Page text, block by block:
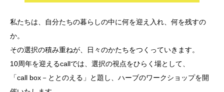
私たちは、自分たちの暮らしの中に何を迎え入れ、何を残すの
か。
その選択の積み重ねが、日々のかたちをつくっていきます。
10周年を迎えるcallでは、選択の視点をひらく場として、
「call box－ととのえる」と題し、ハーブのワークショップを開